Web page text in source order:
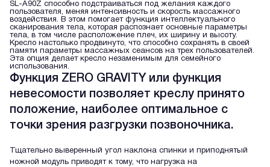
SL-A90Z способно подстраиваться под желания каждого
пользователя, меняя интенсивность и скорость массажного
воздействия. В этом помогает функция интеллектуального
сканирования тела, которая распознает основные параметры
тела, в том числе расположение плеч, их ширину и высоту.
Кресло настолько продвинуто, что способно сохранять в своей
памяти параметры массажных сеансов на трех пользователей.
Эта опция делает кресло незаменимым для семейного
использования.
Функция ZERO GRAVITY или функция
невесомости позволяет креслу принято
положение, наиболее оптимальное с
точки зрения разгрузки позвоночника.
Тщательно выверенный угол наклона спинки и приподнятый
ножной модуль приводят к тому, что нагрузка на